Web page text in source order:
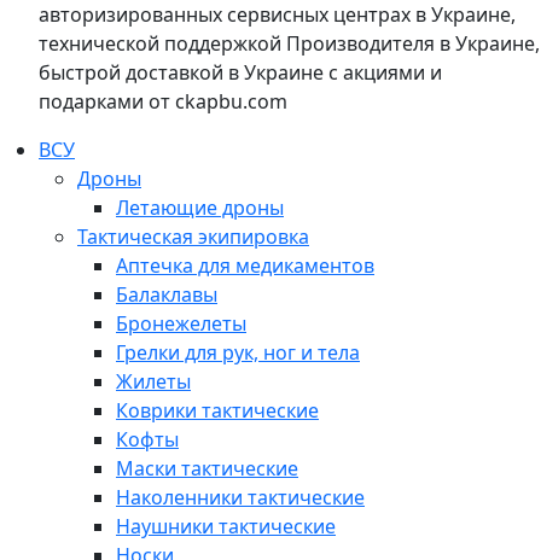
авторизированных сервисных центрах в Украине,
технической поддержкой Производителя в Украине,
быстрой доставкой в Украине с акциями и
подарками от ckapbu.com
ВСУ
Дроны
Летающие дроны
Тактическая экипировка
Аптечка для медикаментов
Балаклавы
Бронежелеты
Грелки для рук, ног и тела
Жилеты
Коврики тактические
Кофты
Маски тактические
Наколенники тактические
Наушники тактические